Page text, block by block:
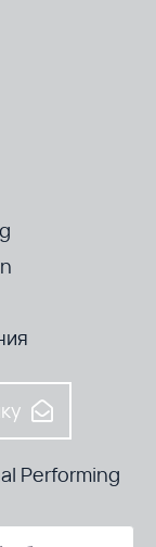
Performing